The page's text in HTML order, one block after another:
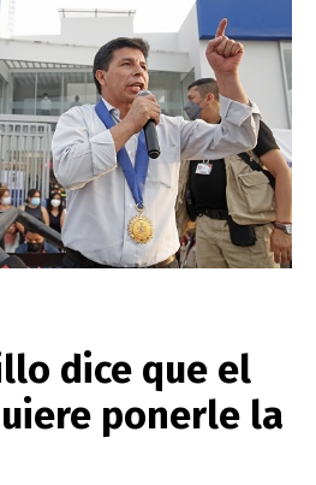
dice que el
ponerle la